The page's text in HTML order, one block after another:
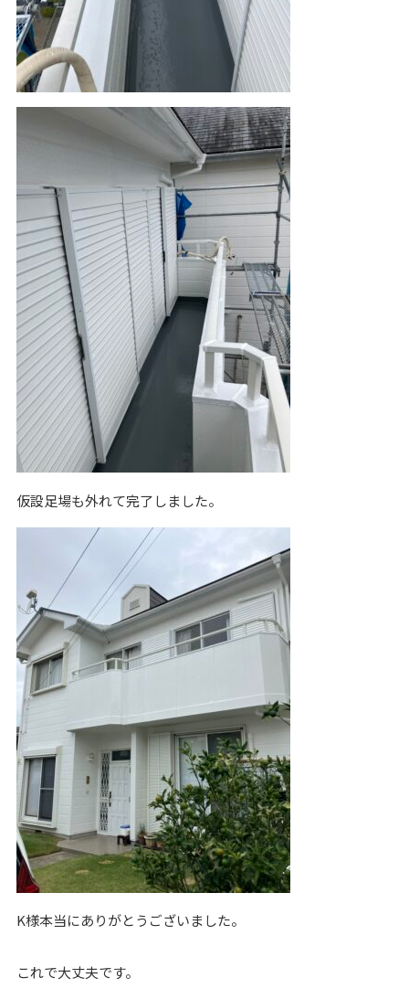
仮設足場も外れて完了しました。
K様本当にありがとうございました。
これで大丈夫です。